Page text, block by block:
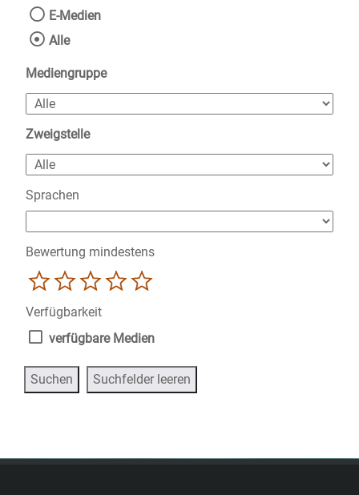
E-Medien
Alle
Mediengruppe
Zweigstelle
Sprachen
Bewertung mindestens
1 2 3
Verfügbarkeit
verfügbare Medien